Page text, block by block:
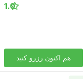
1.0
هم اکنون رزرو کنید